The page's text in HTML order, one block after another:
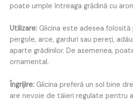
poate umple întreaga grădină cu
Utilizare: Glicina este adesea
pergole, arce, garduri sau pereți,
aparte grădinilor. De asemenea,
ornamental.
Îngrijire: Glicina preferă un sol bine
are nevoie de tăieri regulate pentru